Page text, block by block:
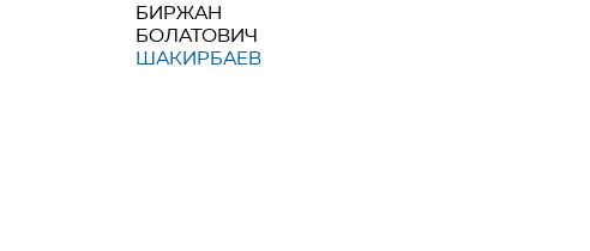
БИРЖАН
БОЛАТОВИЧ
ШАКИРБАЕВ